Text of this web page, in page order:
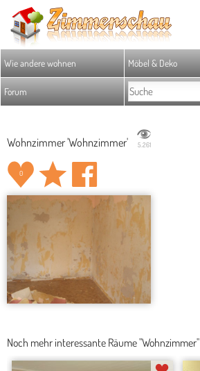
Wie andere wohnen Möbel & Deko
Forum
Wohnzimmer 'Wohnzimmer' 5.261
0
Noch mehr interessante Räume "Wohnzimmer"